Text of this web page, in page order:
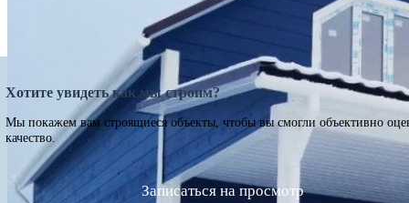
Хотите увидеть как мы строим?
Мы покажем вам строящиеся объекты, чтобы вы смогли объективно
качество.
Записаться на просмотр